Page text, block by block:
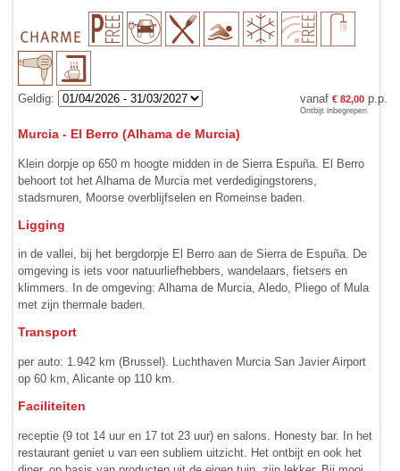
Geldig: vanaf € 82,00p.p.
Ontbijt inbegrepen
Murcia - El Berro (Alhama de Murcia)
Klein dorpje op 650 m hoogte midden in de Sierra Espuña. El Berro
be­hoort tot het Alhama de Murcia met verdedigings­torens,
stadsmuren, Moorse over­­blijfselen en Romeinse baden.
Ligging
in de vallei, bij het bergdorpje El Berro aan de Sierra de Espuña. De
omgeving is iets voor natuurlief­hebbers, wande­laars, fietsers en
klimmers. In de omgeving: Alhama de Murcia, Aledo, Pliego of Mula
met zijn thermale baden.
Transport
per auto: 1.942 km (Brussel). Luchthaven Murcia San Javier Airport
op 60 km, Alicante op 110 km.
Faciliteiten
receptie (9 tot 14 uur en 17 tot 23 uur) en salons. Honesty bar. In het
restaurant geniet u van een subliem uitzicht. Het ontbijt en ook het